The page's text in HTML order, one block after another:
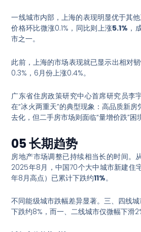
一线城市内部，上海的表现明显优于其
价格环比微涨0.1%，同比则上涨5.1% ，
市之一。
此前，上海的市场表现就已显示出相对
0.3%，6月份上涨0.4%。
广东省住房政策研究中心首席研究员李
在“冰火两重天”的典型现象：高品质新
去化，但二手房市场则面临“量增价跌”困
05 长期趋势
房地产市场调整已持续相当长的时间。
2025年8月，中国70个大中城市新建住
年8月高点）已累计下跌约11%。
不同能级城市跌幅差异显著。三、四线
下跌约8%，而一、二线城市仅微幅下滑